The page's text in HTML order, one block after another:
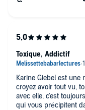
Karine Giebel est
croyez avoir tout vu,
avec elle, c'est
qui vous précipitent
Toxique, Addictif